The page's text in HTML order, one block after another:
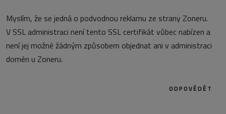
Myslím, že se jedná o podvodnou reklamu ze strany Zoneru.
V SSL administraci není tento SSL certifikát vůbec nabízen a
není jej možné žádným způsobem objednat ani v administraci
domén u Zoneru.
ODPOVĚDĚT